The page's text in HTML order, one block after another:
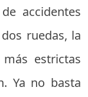
accidentes
ruedas, la
estrictas
Ya no basta